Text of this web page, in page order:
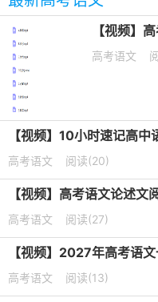
高考语文
高考语文 阅读(20)
【视频】高考语文论述
高考语文 阅读(27)
高考语文 阅读(13)